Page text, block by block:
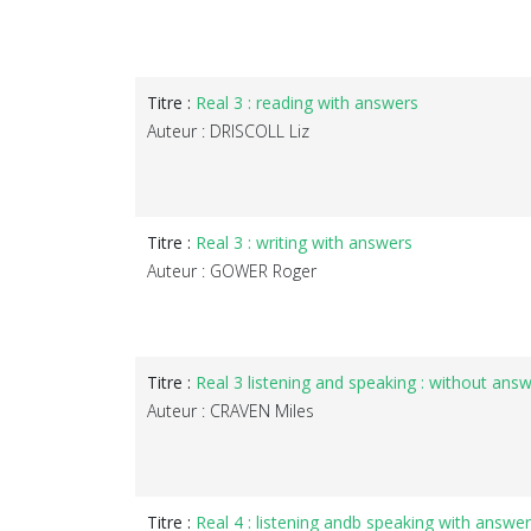
Titre : Real 3 : reading with answers
Auteur : DRISCOLL Liz
Titre : Real 3 : writing with answers
Auteur : GOWER Roger
Titre : Real 3 listening and speaking : without
Auteur : CRAVEN Miles
Titre : Real 4 : listening andb speaking with